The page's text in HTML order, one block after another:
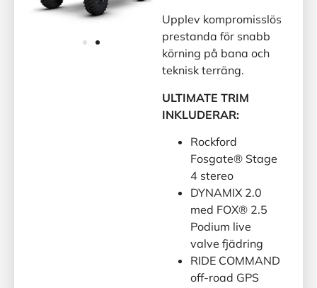
Upplev kompromisslös
prestanda för snabb
körning på bana och
teknisk terräng.
ULTIMATE TRIM
INKLUDERAR:
Rockford
Fosgate® Stage
4 stereo
DYNAMIX 2.0
med FOX® 2.5
Podium live
valve fjädring
RIDE COMMAND
off-road GPS